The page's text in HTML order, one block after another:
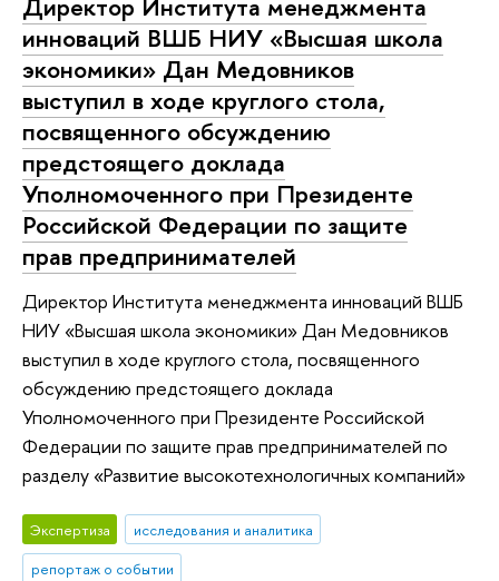
Директор Института менеджмента
инноваций ВШБ НИУ «Высшая школа
экономики» Дан Медовников
выступил в ходе круглого стола,
посвященного обсуждению
предстоящего доклада
Уполномоченного при Президенте
Российской Федерации по защите
прав предпринимателей
Директор Института менеджмента инноваций ВШБ
НИУ «Высшая школа экономики» Дан Медовников
выступил в ходе круглого стола, посвященного
обсуждению предстоящего доклада
Уполномоченного при Президенте Российской
Федерации по защите прав предпринимателей по
разделу «Развитие высокотехнологичных компаний»
Экспертиза
исследования и аналитика
репортаж о событии